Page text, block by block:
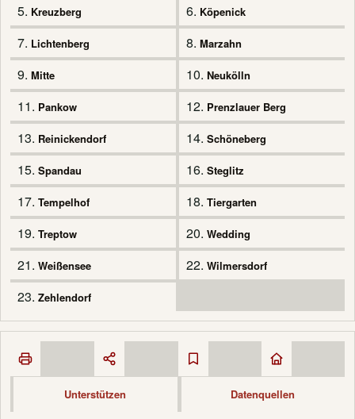
5. Kreuzberg 6. Köpenick
7. Lichtenberg 8. Marzahn
9. Mitte 10. Neukölln
11. Pankow 12. Prenzlauer Berg
13. Reinickendorf 14. Schöneberg
15. Spandau 16. Steglitz
17. Tempelhof 18. Tiergarten
19. Treptow 20. Wedding
21. Weißensee 22. Wilmersdorf
23. Zehlendorf
Unterstützen Datenquellen